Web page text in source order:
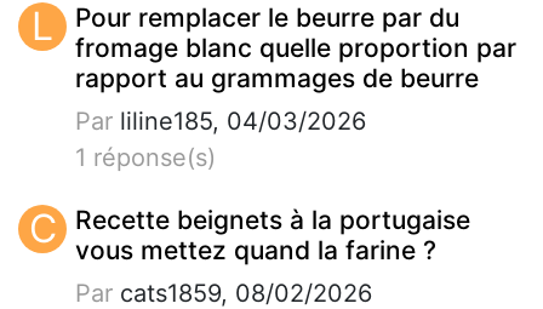
L
Pour remplacer le beurre par du
fromage blanc quelle proportion par
rapport au grammages de beurre
Par liline185, 04/03/2026
1 réponse(s)
C
Recette beignets à la portugaise
vous mettez quand la farine ?
Par cats1859, 08/02/2026